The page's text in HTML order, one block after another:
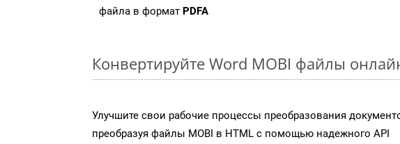
файла в формат PDFA
Конвертируйте Word MOBI файлы
Улучшите свои рабочие процессы преобразования
преобразуя файлы MOBI в HTML с помощью надежного API